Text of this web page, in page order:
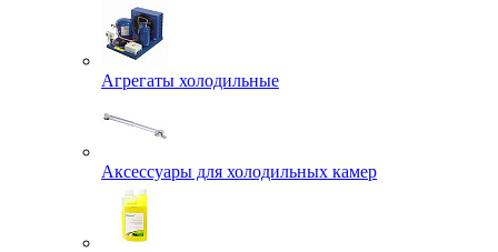
Агрегаты холодильные
Аксессуары для холодильных камер